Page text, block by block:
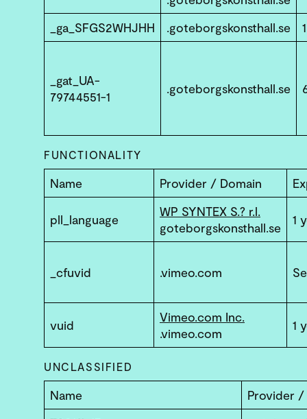
_ga_SFGS2WHJHH
.goteborgskonsthall.se
_gat_UA-
79744551-1
.goteborgskonsthall.se
FUNCTIONALITY
Name Provider / Domain
pll_language
WP SYNTEX S.? r.l.
goteborgskonsthall.se
1
_cfuvid .vimeo.com
vuid
Vimeo.com Inc.
.vimeo.com
1
UNCLASSIFIED
Name
Provider /